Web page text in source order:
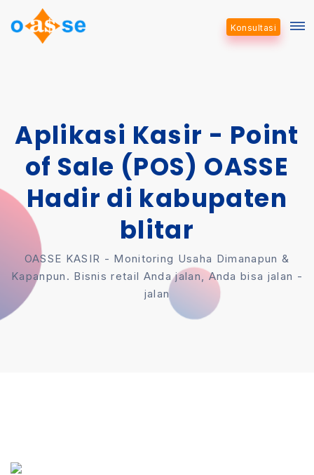
Konsultasi
Aplikasi Kasir - Point
of Sale (POS) OASSE
Hadir di kabupaten
blitar
OASSE KASIR - Monitoring Usaha Dimanapun &
Kapanpun. Bisnis retail Anda jalan, Anda bisa jalan -
jalan